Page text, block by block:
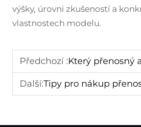
výšky, úrovni zkušeností a
vlastnostech modelu.
Předchozí :Který přenosný autovýtah nabízí nejlepší
Další:Tipy pro nákup přenosného autovýtahu pro